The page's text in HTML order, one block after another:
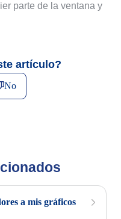
parte de la ventana y
artículo?
No
a mis gráficos